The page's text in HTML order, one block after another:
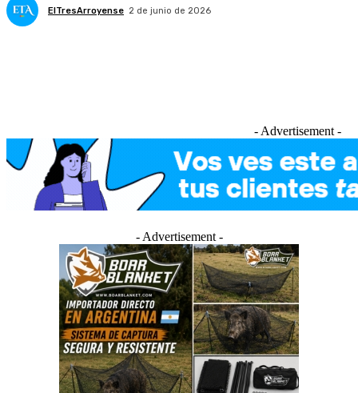
ElTresArroyense 2 de junio de 2026
- Advertisement -
- Advertisement -